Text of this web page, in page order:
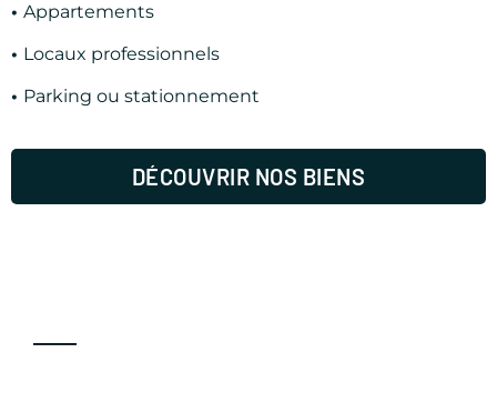
• Appartements
• Locaux professionnels
• Parking ou stationnement
DÉCOUVRIR NOS BIENS